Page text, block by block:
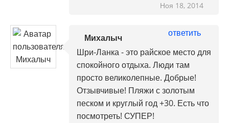
Ноя 18, 2014
Михалыч
ответить
Шри-Ланка - это райское место для
спокойного отдыха. Люди там
просто великолепные. Добрые!
Отзывчивые! Пляжи с золотым
песком и круглый год +30. Есть что
посмотреть! СУПЕР!